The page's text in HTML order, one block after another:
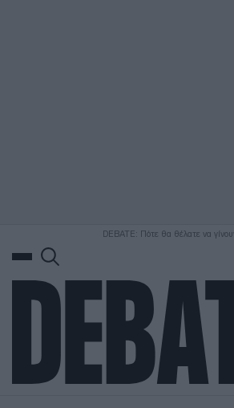
DEBATE: Πότε θα θέλατε να